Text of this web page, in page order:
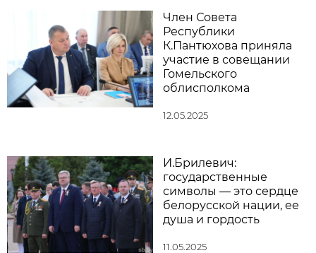
Член Совета
Республики
К.Пантюхова приняла
участие в совещании
Гомельского
облисполкома
12.05.2025
И.Брилевич:
государственные
символы — это сердце
белорусской нации, ее
душа и гордость
11.05.2025